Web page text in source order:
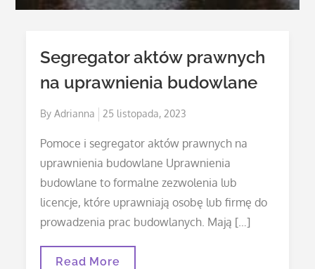
Segregator aktów prawnych
na uprawnienia budowlane
ByAdrianna
Posted
25 listopada, 2023
Pomoce i segregator aktów prawnych na
uprawnienia budowlane Uprawnienia
budowlane to formalne zezwolenia lub
licencje, które uprawniają osobę lub firmę do
prowadzenia prac budowlanych. Mają […]
Segregator
Read More